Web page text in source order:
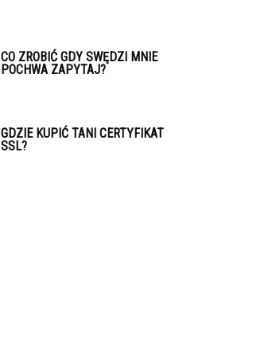
CO ZROBIĆ GDY SWĘDZI MNIE
POCHWA ZAPYTAJ?
GDZIE KUPIĆ TANI CERTYFIKAT
SSL?